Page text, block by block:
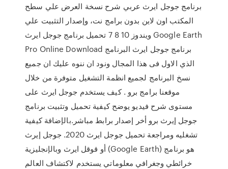
برنامج جوجل ايرث عربي شرح نسخة العرض علي سطح
المكتب اون لاين بدون برامج نت، وإصدار التثبيت علي
ويندوز 10 8 7 تحميل برنامج جوجل ايرث Google Earth
Pro Online Download برنامج جوجل ايرث البرنامج
الذي الاول فى هذا المجال ونود ان ننوه عليك ان جميع
نسخ البرنامج لجميع انظمة التشغيل متوفرة من خلال
موقعنا برامج برو . كيف يستخدم جوجل ايرث على
مستوى شرح فيديو يوضح كيفية تحميل وتثبيت برنامج
جوجل إيرث برو أخر إصدار برابط مباشر.بالإضافة كيفية
تشغليه ومراجعة تحميل جوجل ايرث 2020. جوجل إيرث
أو قوقل ايرث وبالإنجليزية (Google Earth) ‏ هو برنامج
خرائطي وجغرافي معلوماتي يستخدم لاكتشاف العالم